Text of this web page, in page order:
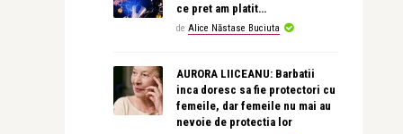
ce pret am platit…
de Alice Năstase Buciuta
AURORA LIICEANU: Barbatii
inca doresc sa fie protectori cu
femeile, dar femeile nu mai au
nevoie de protectia lor